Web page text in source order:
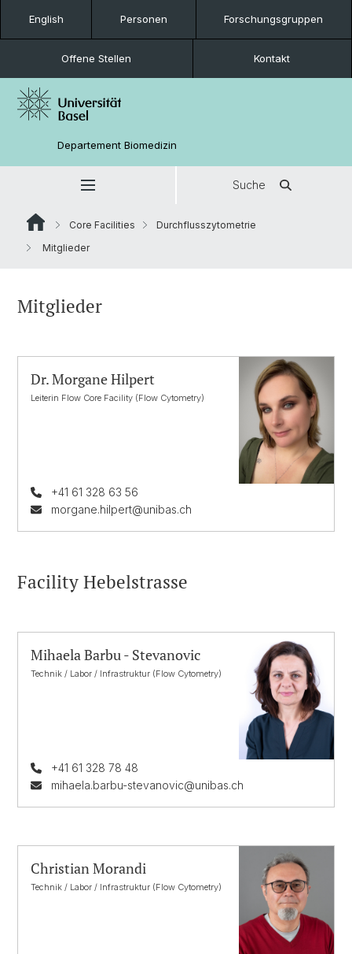
English Personen Forschungsgruppen
Offene Stellen Kontakt
Departement Biomedizin
Suche
Core Facilities
Durchflusszytometrie
Mitglieder
Mitglieder
Dr. Morgane Hilpert
Leiterin Flow Core Facility (Flow Cytometry)
+41 61 328 63 56
morgane.hilpert@unibas.ch
Facility Hebelstrasse
Mihaela Barbu - Stevanovic
Technik / Labor / Infrastruktur (Flow Cytometry)
+41 61 328 78 48
mihaela.barbu-stevanovic@unibas.ch
Christian Morandi
Technik / Labor / Infrastruktur (Flow Cytometry)